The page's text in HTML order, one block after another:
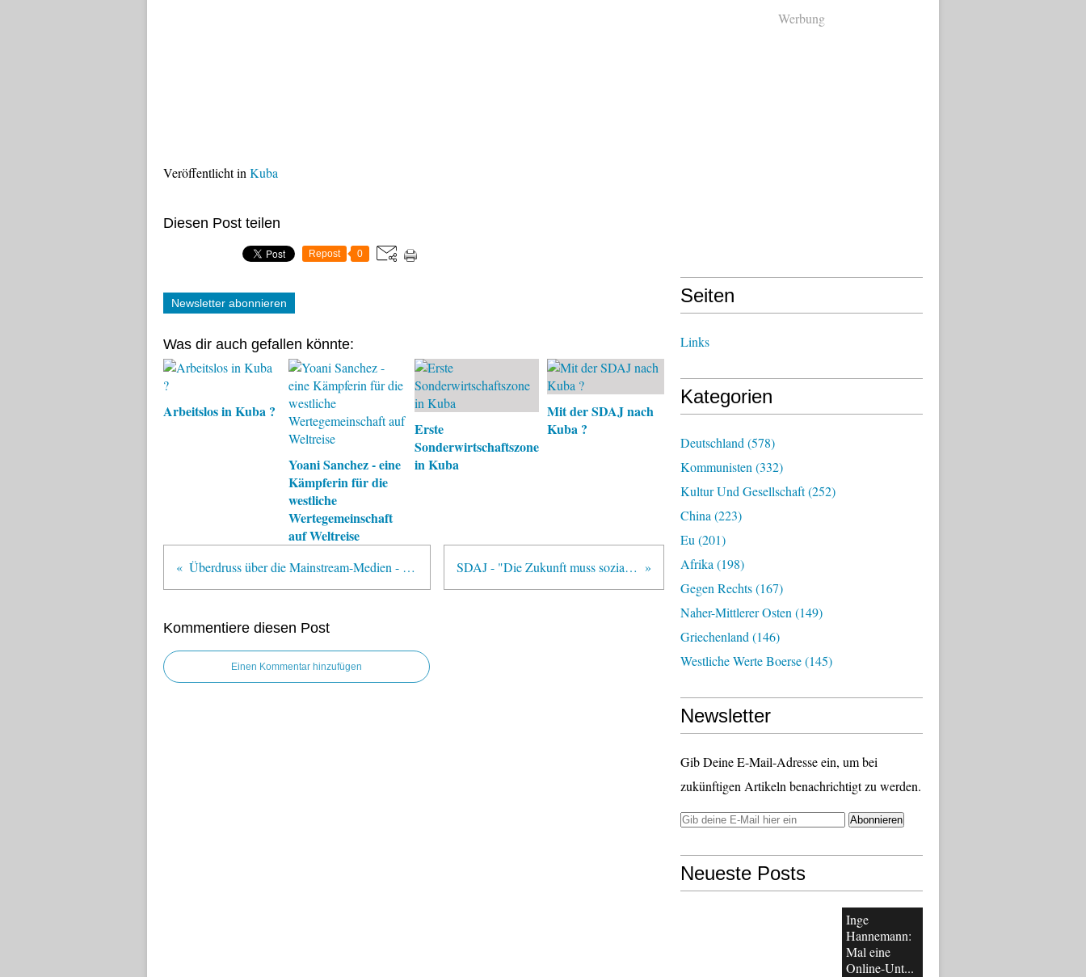
Veröffentlicht in Kuba
Diesen Post teilen
Repost 0
Newsletter abonnieren
Was dir auch gefallen könnte:
Arbeitslos in Kuba ?
Yoani Sanchez - eine
Kämpferin für die
westliche
Wertegemeinschaft
auf Weltreise
Erste
Sonderwirtschaftszone
in Kuba
Mit der SDAJ nach
Kuba ?
Überdruss über die Mainstream-Medien - und was weiter ? SDAJ - "Die Zukunft muss sozialistisch sein !"
Kommentiere diesen Post
Einen Kommentar hinzufügen
Werbung
Seiten
Links
Kategorien
Deutschland (578)
Kommunisten (332)
Kultur Und Gesellschaft(252)
China (223)
Eu (201)
Afrika (198)
Gegen Rechts(167)
Naher-Mittlerer Osten (149)
Griechenland (146)
Westliche Werte Boerse(145)
Newsletter
Gib Deine E-Mail-Adresse ein, um bei
zukünftigen Artikeln benachrichtigt zu werden.
Neueste Posts
Inge
Hannemann:
Mal eine
Online-Unt...